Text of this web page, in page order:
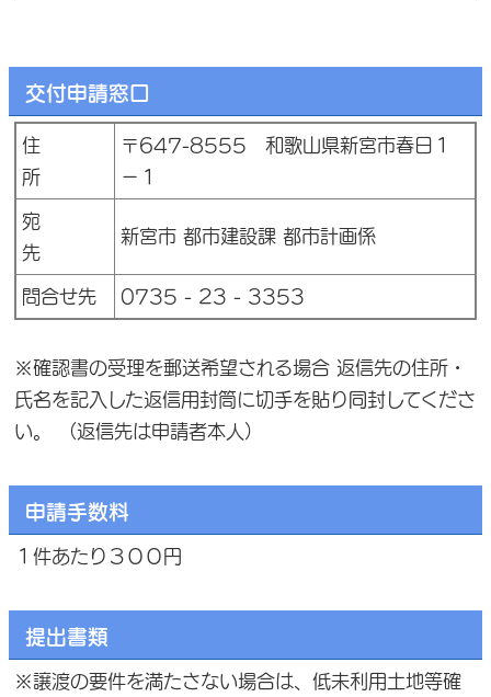
交付申請窓口
住
所
〒647-8555 和歌山県新宮市春日１
－１
宛
先
新宮市 都市建設課 都市計画係
問合せ先 0735 - 23 - 3353
※確認書の受理を郵送希望される場合 返信先の住所・
氏名を記入した返信用封筒に切手を貼り同封してくださ
い。 （返信先は申請者本人）
申請手数料
１件あたり３００円
提出書類
※譲渡の要件を満たさない場合は、低未利用土地等確